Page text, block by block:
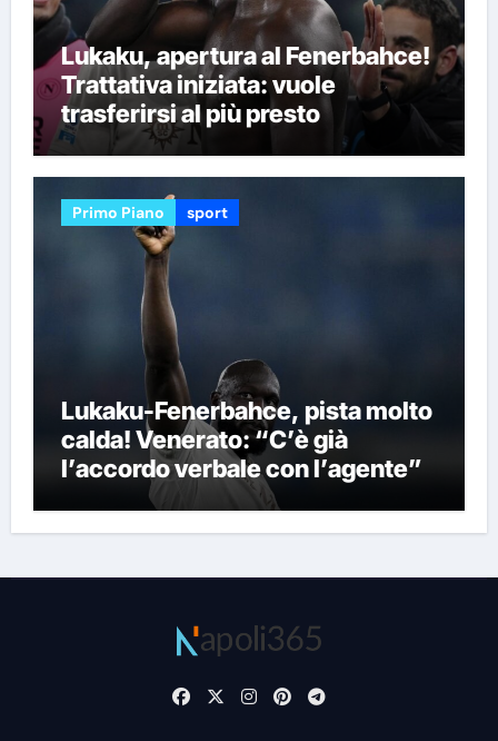
Lukaku, apertura al Fenerbahce!
Trattativa iniziata: vuole
trasferirsi al più presto
Primo Piano sport
Lukaku-Fenerbahce, pista molto
calda! Venerato: “C’è già
l’accordo verbale con l’agente”